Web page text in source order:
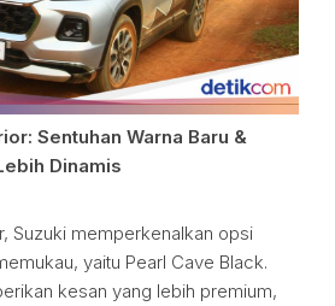
Sentuhan Warna Baru &
Dinamis
Suzuki memperkenalkan opsi
yaitu Pearl Cave Black.
kesan yang lebih premium,